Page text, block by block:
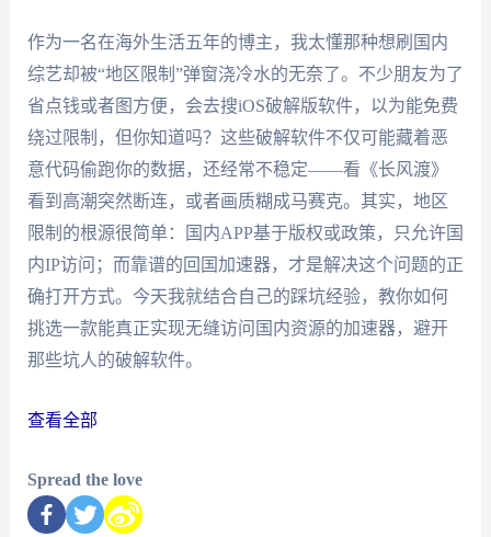
作为一名在海外生活五年的博主，我太懂那种想刷国内
综艺却被“地区限制”弹窗浇冷水的无奈了。不少朋友为了
省点钱或者图方便，会去搜iOS破解版软件，以为能免费
绕过限制，但你知道吗？这些破解软件不仅可能藏着恶
意代码偷跑你的数据，还经常不稳定——看《长风渡》
看到高潮突然断连，或者画质糊成马赛克。其实，地区
限制的根源很简单：国内APP基于版权或政策，只允许国
内IP访问；而靠谱的回国加速器，才是解决这个问题的正
确打开方式。今天我就结合自己的踩坑经验，教你如何
挑选一款能真正实现无缝访问国内资源的加速器，避开
那些坑人的破解软件。
查看全部
Spread the love